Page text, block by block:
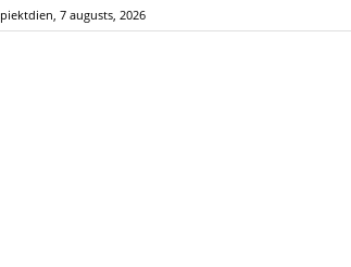
piektdien, 7 augusts, 2026